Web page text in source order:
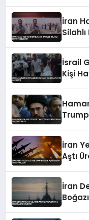
İran
İsrail
Kişi
İran
Aştı
İran